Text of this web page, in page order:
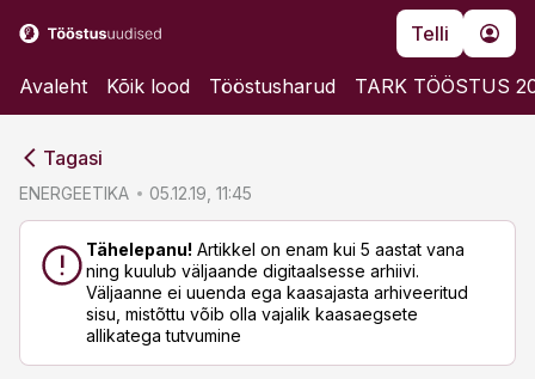
Telli
Avaleht Kõik lood Tööstusharud TARK TÖÖSTUS
Tagasi
ENERGEETIKA 05.12.19, 11:45
Tähelepanu! Artikkel on enam kui 5 aastat vana
ning kuulub väljaande digitaalsesse arhiivi.
Väljaanne ei uuenda ega kaasajasta arhiveeritud
sisu, mistõttu võib olla vajalik kaasaegsete
allikatega tutvumine